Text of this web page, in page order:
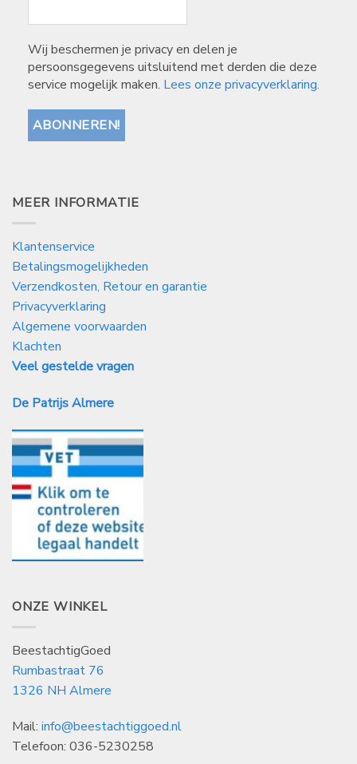
Wij beschermen je privacy en delen je
persoonsgegevens uitsluitend met derden die deze
service mogelijk maken. Lees onze privacyverklaring.
MEER INFORMATIE
Klantenservice
Betalingsmogelijkheden
Verzendkosten, Retour en garantie
Privacyverklaring
Algemene voorwaarden
Klachten
Veel gestelde vragen
De Patrijs Almere
ONZE WINKEL
BeestachtigGoed
Rumbastraat 76
1326 NH Almere
Mail: info@beestachtiggoed.nl
Telefoon: 036-5230258